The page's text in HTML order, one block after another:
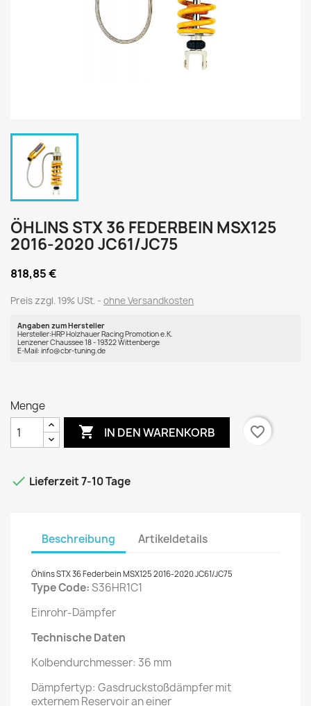
ÖHLINS STX 36 FEDERBEIN MSX125
2016-2020 JC61/JC75
818,85 €
Preis zzgl. 19% USt. ohne Versandkosten
Angaben zum Hersteller
Hersteller:HRP Holzhauer Racing Promotion e.K.
Lenzener Chaussee 18 - 19322 Wittenberge
E-Mail: info@cbr-tuning.de
Menge
 IN DEN WARENKORB favorite_border
 Lieferzeit 7-10 Tage
Beschreibung Artikeldetails
Öhlins STX 36 Federbein MSX125 2016-2020 JC61/JC75
Type Code:S36HR1C1
Einrohr-Dämpfer
Technische Daten
Kolbendurchmesser: 36 mm
Dämpfertyp: Gasdruckstoßdämpfer mit
externem Reservoir an einer